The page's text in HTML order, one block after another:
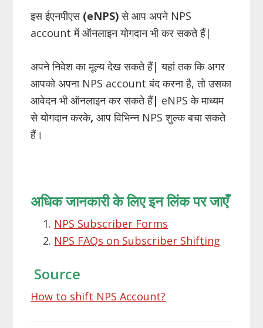
इस ईएनपीएस(eNPS)से आप अपने NPS
account में ऑनलाइन योगदान भी कर सकते हैं|
अपने निवेश का मूल्य देख सकते हैं| यहां तक​​कि अगर
आपको अपना NPS account बंद करना है, तो उसका
आवेदन भी ऑनलाइन कर सकते हैं| eNPS के माध्यम
से योगदान करके,आप विभिन्न NPS शुल्क बचा सकते
हैं।
अधिक जानकारी के लिए इन लिंक पर जाएँ
NPS Subscriber Forms
NPS FAQs on Subscriber Shifting
Source
How to shift NPS Account?